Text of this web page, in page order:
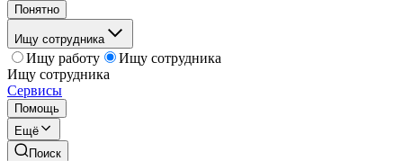
Понятно
Ищу сотрудника
Ищу работу
Ищу сотрудника
Ищу сотрудника
Сервисы
Помощь
Ещё
Поиск